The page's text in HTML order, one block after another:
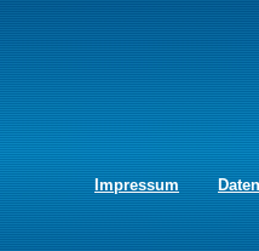
Impressum